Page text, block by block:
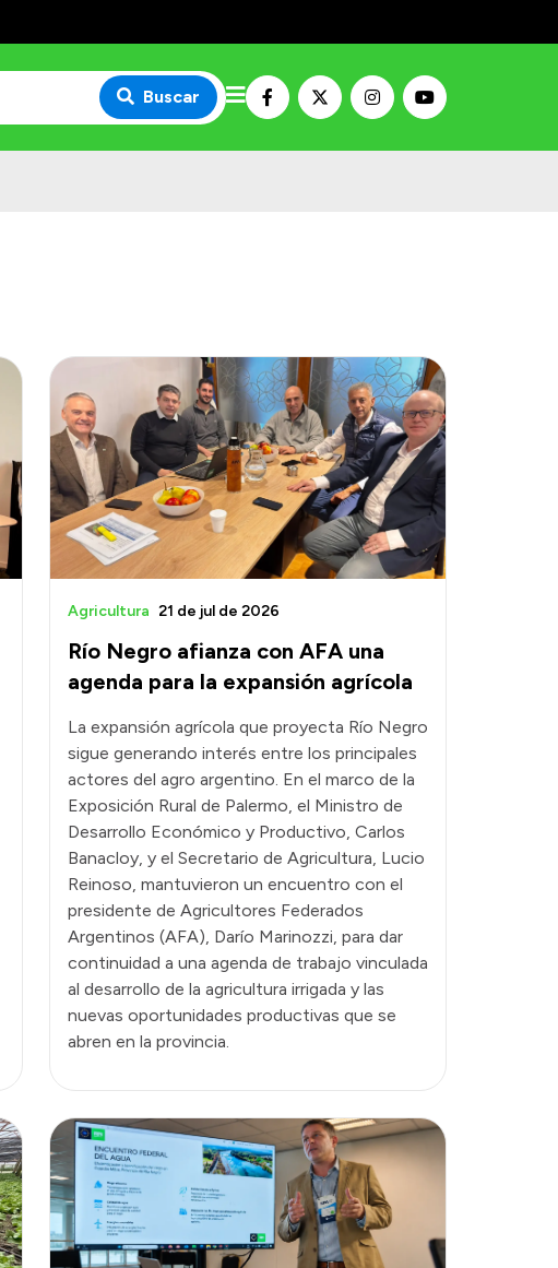
Buscar
Río Negro afianza con AFA una
agenda para la expansión agrícola
Agricultura 21 de jul de 2026
La expansión agrícola que proyecta Río Negro
sigue generando interés entre los principales
actores del agro argentino. En el marco de la
Exposición Rural de Palermo, el Ministro de
Desarrollo Económico y Productivo, Carlos
Banacloy, y el Secretario de Agricultura, Lucio
Reinoso, mantuvieron un encuentro con el
presidente de Agricultores Federados
Argentinos (AFA), Darío Marinozzi, para dar
continuidad a una agenda de trabajo vinculada
al desarrollo de la agricultura irrigada y las
nuevas oportunidades productivas que se
abren en la provincia.